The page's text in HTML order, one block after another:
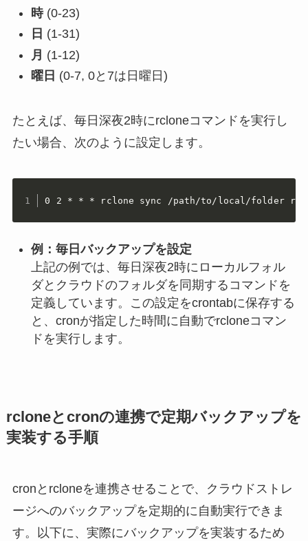
時(0-23)
日 (1-31)
月 (1-12)
曜日 (0-7, 0と7は日曜日)
たとえば、毎日深夜2時にrcloneコマンドを実行し
たい場合、次のように設定します。
0 2 * * * rclone sync /path/to/local/folder
例：毎日バックアップを設定
上記の例では、毎日深夜2時にローカルフォル
ダとクラウドのフォルダを同期するコマンドを
定義しています。この設定をcrontabに保存する
と、cronが指定した時間に自動でrcloneコマン
ドを実行します。
rcloneとcronの連携で定期バックアップを
実装する手順
cronとrcloneを連携させることで、クラウドストレ
ージへのバックアップを定期的に自動実行できま
す。以下に、実際にバックアップを実装するため